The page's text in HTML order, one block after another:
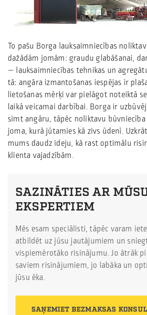
To pašu Borga lauksaimniecības
dažādām jomām: graudu glabāšanai,
— lauksaimniecības tehnikas un
tā: angāra izmantošanas iespējas ir
lietošanas mērķi var pielāgot noteiktā
laikā veicamai darbībai. Borga ir
simt angāru, tāpēc noliktavu
joma, kurā jūtamies kā zivs ūdenī.
mums daudz ideju, kā rast optimālu
klienta vajadzībām.
SAZINĀTIES AR
EKSPERTIEM
Mēs esam speciālisti, tāpēc varam
atbildēt uz jūsu jautājumiem un
vispiemērotāko risinājumu. Jo ātrāk
saviem risinājumiem, jo labāka un
jūsu ēka.
SAŅEMIET BEZMAKSAS